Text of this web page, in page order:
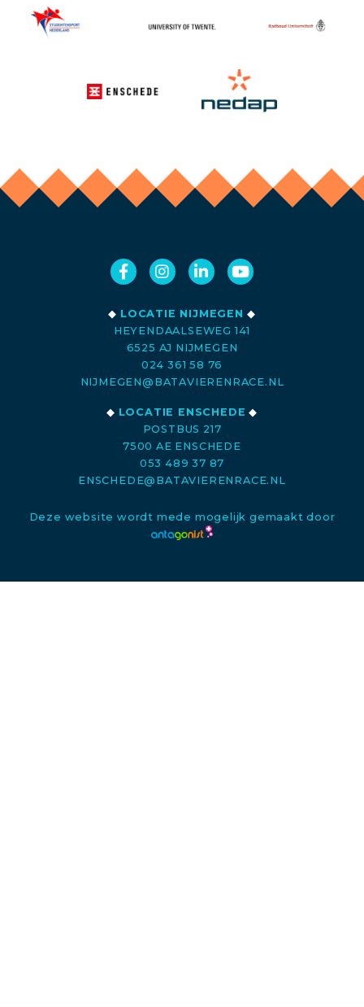
◆ LOCATIE NIJMEGEN ◆
HEYENDAALSEWEG 141
6525 AJ NIJMEGEN
024 361 58 76
NIJMEGEN@BATAVIERENRACE.NL
◆ LOCATIE ENSCHEDE ◆
POSTBUS 217
7500 AE ENSCHEDE
053 489 37 87
ENSCHEDE@BATAVIERENRACE.NL
Deze website wordt mede mogelijk gemaakt door